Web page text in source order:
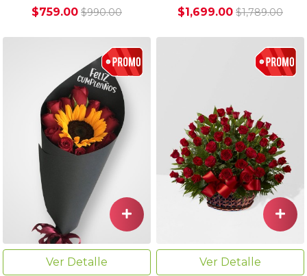
$759.00 $990.00 $1,699.00 $1,789.00
Ver Detalle
Ver Detalle